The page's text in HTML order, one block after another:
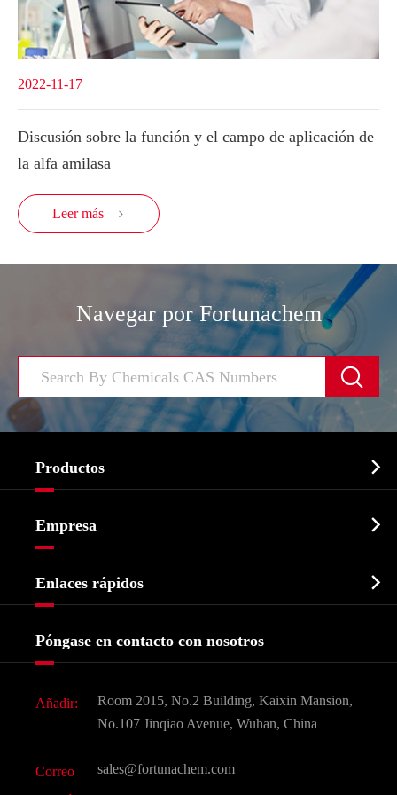
2022-11-17
Discusión sobre la función y el campo de aplicación de
la alfa amilasa
Leer más 
Navegar por Fortunachem

Productos 
Bioquímico
Agroquímicos e intermedios
Ingredientes Cosméticos
Sabores y fragancias
CAS químico
Empresa 
Historia de la empresa
Enlaces rápidos 
Preguntas frecuentes (FAQ)
Póngase en contacto con nosotros
Añadir:
Room 2015, No.2 Building, Kaixin Mansion,
No.107 Jinqiao Avenue, Wuhan, China
Correo
sales@fortunachem.com